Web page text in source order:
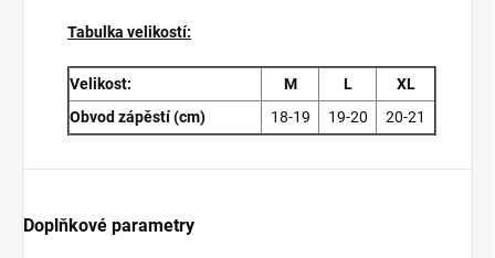
Tabulka velikostí:
Velikost: M L
XL
Obvod zápěstí (cm)
18-19 19-20 20-21
Doplňkové parametry